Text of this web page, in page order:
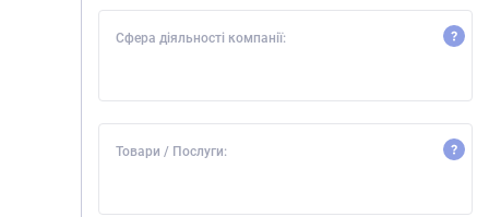
Сфера діяльності компанії:
Товари / Послуги: